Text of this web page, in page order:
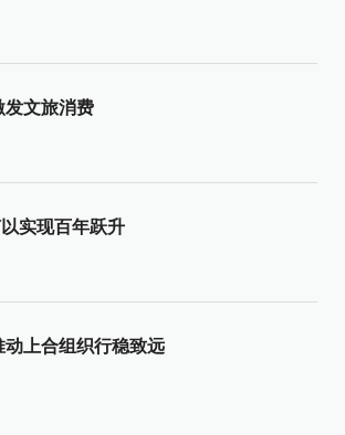
发文旅消费
实现百年跃升
上合组织行稳致远